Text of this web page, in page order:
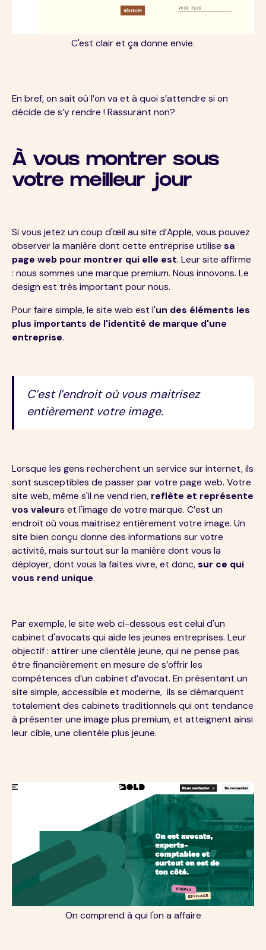
C'est clair et ça donne envie.
En bref, on sait où l’on va et à quoi s’attendre si on
décide de s’y rendre ! Rassurant non?
À vous montrer sous
votre meilleur jour
Si vous jetez un coup d'œil au site d’Apple, vous pouvez
observer la manière dont cette entreprise utilise sa
page web pour montrer qui elle est. Leur site affirme
: nous sommes une marque premium. Nous innovons. Le
design est très important pour nous.
Pour faire simple, le site web est l'un des éléments les
plus importants de l'identité de marque d'une
entreprise.
C’est l’endroit où vous maitrisez
entièrement votre image.
Lorsque les gens recherchent un service sur internet, ils
sont susceptibles de passer par votre page web. Votre
site web, même s'il ne vend rien, reflète et représente
vos valeurs et l'image de votre marque. C’est un
endroit où vous maitrisez entièrement votre image. Un
site bien conçu donne des informations sur votre
activité, mais surtout sur la manière dont vous la
déployer, dont vous la faites vivre, et donc,sur ce qui
vous rend unique.
Par exemple, le site web ci-dessous est celui d'un
cabinet d'avocats qui aide les jeunes entreprises. Leur
objectif : attirer une clientèle jeune, qui ne pense pas
être financièrement en mesure de s’offrir les
compétences d’un cabinet d’avocat. En présentant un
site simple, accessible et moderne, ils se démarquent
totalement des cabinets traditionnels qui ont tendance
à présenter une image plus premium, et atteignent ainsi
leur cible, une clientèle plus jeune.
On comprend à qui l'on a affaire